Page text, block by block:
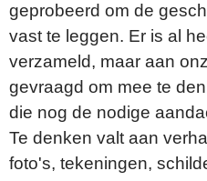
geprobeerd om de
vast te leggen. Er is al
verzameld, maar aan
gevraagd om mee te
die nog de nodige
Te denken valt aan
foto's, tekeningen,